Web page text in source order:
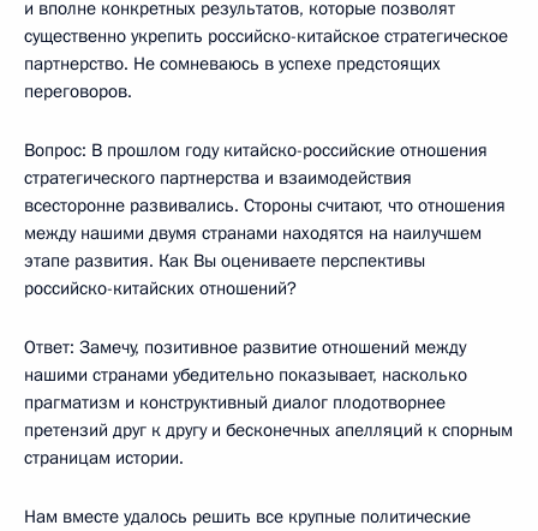
и вполне конкретных результатов, которые позволят
существенно укрепить российско-китайское стратегическое
партнерство. Не сомневаюсь в успехе предстоящих
переговоров.
Вопрос: В прошлом году китайско-российские отношения
стратегического партнерства и взаимодействия
всесторонне развивались. Стороны считают, что отношения
между нашими двумя странами находятся на наилучшем
этапе развития. Как Вы оцениваете перспективы
российско-китайских отношений?
Ответ: Замечу, позитивное развитие отношений между
нашими странами убедительно показывает, насколько
прагматизм и конструктивный диалог плодотворнее
претензий друг к другу и бесконечных апелляций к спорным
страницам истории.
Нам вместе удалось решить все крупные политические